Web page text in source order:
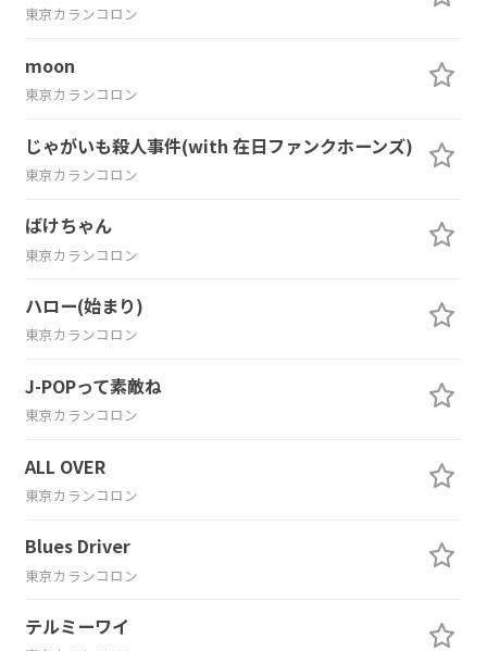
東京カランコロン
moon
東京カランコロン
じゃがいも殺人事件(with 在日ファンクホーンズ)
東京カランコロン
ばけちゃん
東京カランコロン
ハロー(始まり)
東京カランコロン
J-POPって素敵ね
東京カランコロン
ALL OVER
東京カランコロン
Blues Driver
東京カランコロン
テルミーワイ